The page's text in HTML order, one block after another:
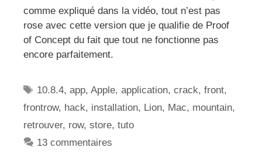
comme expliqué dans la vidéo, tout n’est pas
rose avec cette version que je qualifie de Proof
of Concept du fait que tout ne fonctionne pas
encore parfaitement.
Étiquettes
10.8.4,app,Apple,application,crack,front,
frontrow, hack, installation, Lion, Mac, mountain,
retrouver, row, store, tuto
13 commentaires